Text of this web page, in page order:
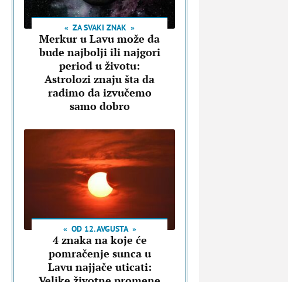
ZA SVAKI ZNAK
Merkur u Lavu može da
bude najbolji ili najgori
period u životu:
Astrolozi znaju šta da
radimo da izvučemo
samo dobro
OD 12. AVGUSTA
4 znaka na koje će
pomračenje sunca u
Lavu najjače uticati: